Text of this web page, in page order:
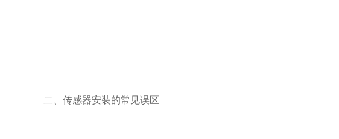
二、传感器安装的常见误区